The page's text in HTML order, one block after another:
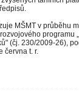
MŠMT v průběhu
programu
(čj. 230/2009-26),
června t. r.